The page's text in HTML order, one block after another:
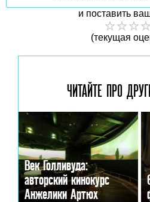
и поставить
(текущая
ЧИТАЙТЕ ПРО
Век Голливуда:
авторский кинокурс
Анжелики Артюх